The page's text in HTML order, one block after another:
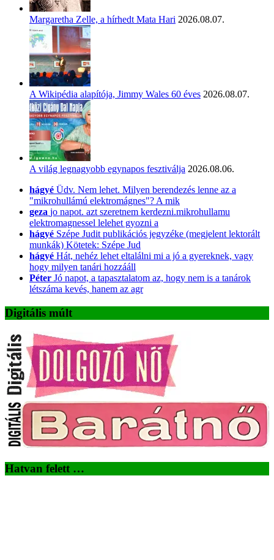
Margaretha Zelle, a hírhedt Mata Hari 2026.08.07.
A Wikipédia alapítója, Jimmy Wales 60 éves 2026.08.07.
A világ legnagyobb egynapos fesztiválja 2026.08.06.
hágyé Üdv. Nem lehet. Milyen berendezés lenne az a
"mikrohullámú elektromágnes"? A mik
geza jo napot. azt szeretnem kerdezni.mikrohullamu
elektromagnessel lelehet gyozni a
hágyé Szépe Judit publikációs jegyzéke (megjelent lektorált
munkák) Kötetek: Szépe Jud
hágyé Hát, nehéz lehet eltalálni mi a jó a gyereknek, vagy
hogy milyen tanári hozzááll
Péter Jó napot, a tapasztalatom az, hogy nem is a tanárok
létszáma kevés, hanem az agr
Digitális múlt
Hatvan felett …